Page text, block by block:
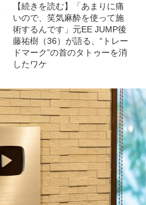
【続きを読む】「あまりに痛
いので、笑気麻酔を使って施
術するんです」元EE JUMP後
藤祐樹（36）が語る、“トレー
ドマーク”の首のタトゥーを消
したワケ